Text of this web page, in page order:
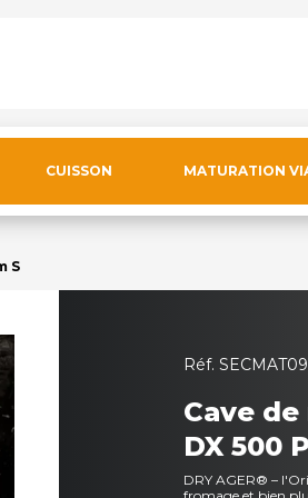
CUISSON MATURATION
S
Réf.
Cave
DX 500
DRY AGER® –